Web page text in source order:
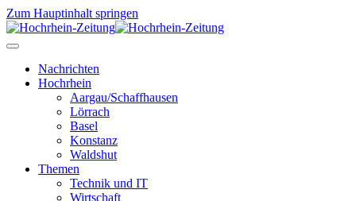
Zum Hauptinhalt springen
Nachrichten
Hochrhein
Aargau/Schaffhausen
Lörrach
Basel
Konstanz
Waldshut
Themen
Technik und IT
Wirtschaft